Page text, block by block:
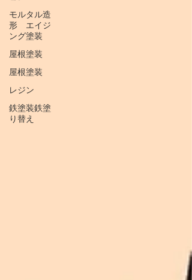
モルタル造
形 エイジ
ング塗装
屋根塗装
屋根塗装
レジン
鉄塗装鉄塗
り替え